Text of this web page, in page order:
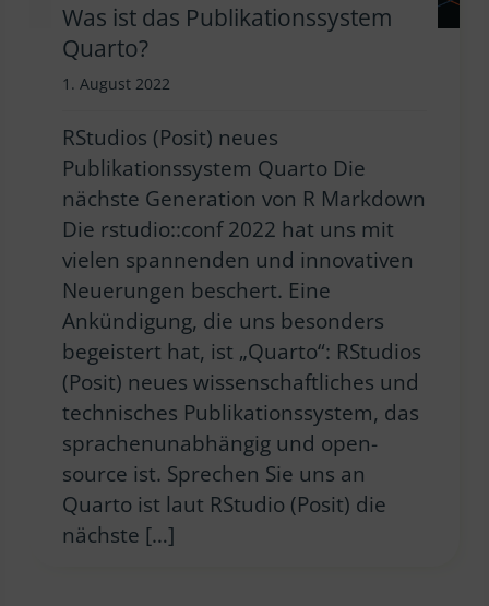
Was ist das Publikationssystem
Quarto?
1. August 2022
RStudios (Posit) neues
Publikationssystem Quarto Die
nächste Generation von R Markdown
Die rstudio::conf 2022 hat uns mit
vielen spannenden und innovativen
Neuerungen beschert. Eine
Ankündigung, die uns besonders
begeistert hat, ist „Quarto“: RStudios
(Posit) neues wissenschaftliches und
technisches Publikationssystem, das
sprachenunabhängig und open-
source ist. Sprechen Sie uns an
Quarto ist laut RStudio (Posit) die
nächste […]